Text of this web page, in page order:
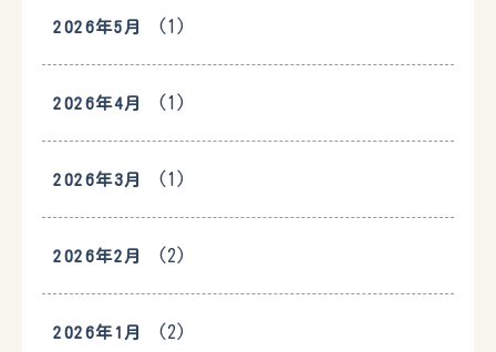
2026年5月 (1)
2026年4月 (1)
2026年3月 (1)
2026年2月 (2)
2026年1月 (2)